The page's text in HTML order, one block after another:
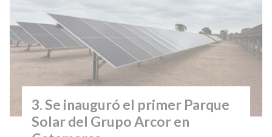
Se inauguró el primer Parque
Solar del Grupo Arcor en